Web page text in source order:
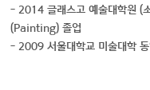
- 2014 글래스고 예술대학원 (
(Painting) 졸업
- 2009 서울대학교 미술대학